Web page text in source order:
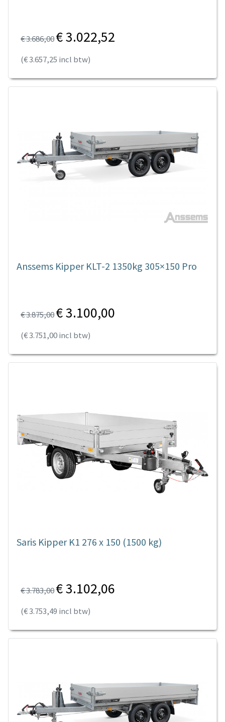
€ 3.686,00€ 3.022,52
(€ 3.657,25 incl btw)
Anssems Kipper KLT-2 1350kg 305×150 Pro
€ 3.875,00€ 3.100,00
(€ 3.751,00 incl btw)
Saris Kipper K1 276 x 150 (1500 kg)
€ 3.783,00€ 3.102,06
(€ 3.753,49 incl btw)